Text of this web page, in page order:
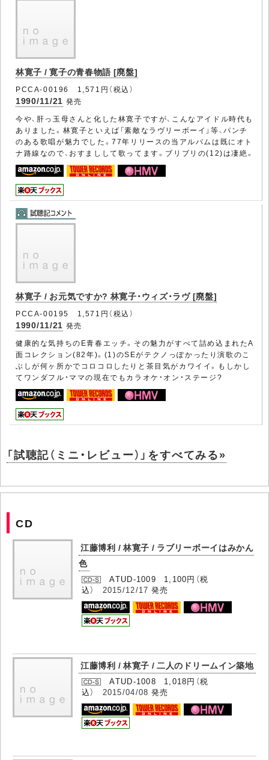
林寛子 / 寛子の青春物語 [廃盤]
PCCA-00196 1,571円（税込）
1990/11/21 発売
今や、肝っ玉母さんと化した林寛子ですが、こんなアイドル時代も
ありました。林寛子といえば「素敵なラヴリーボーイ」等、パンチ
のある歌唱が魅力でした。77年リリースの当アルバムは既にオト
ナ路線なので、おすましして歌ってます。ブリブリの(12)は凄絶。
林寛子 / お元気ですか? 林寛子・ウィズ・ラヴ [廃盤]
PCCA-00195 1,571円（税込）
1990/11/21 発売
健康的な気持ちのE青春エッチ。その魅力がすべて詰め込まれたA
面コレクション(82年)。(1)のSEがテクノっぽかったり演歌のこ
ぶしが何ヶ所かでコロコロしたりと茶目気がカワイイ。もしかし
てワンダフル・ママの現在でもカラオケ・オン・ステージ?
「試聴記（ミニ・レビュー）」をすべてみる»
CD
江藤博利 / 林寛子 / ラブリーボーイはみかん
色
ATUD-1009 1,100円（税
込） 2015/12/17 発売
江藤博利 / 林寛子 / 二人のドリームイン築地
ATUD-1008 1,018円（税
込） 2015/04/08 発売